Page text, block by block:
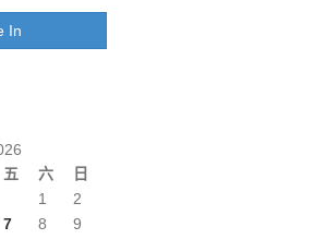
五 六 日
1
2
7 8
9